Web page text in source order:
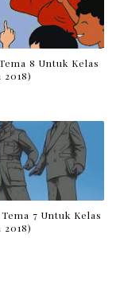
8 Untuk Kelas
7 Untuk Kelas